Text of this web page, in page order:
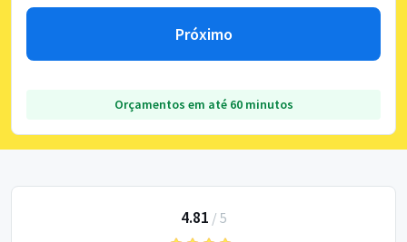
Próximo
Orçamentos em até 60 minutos
4.81 / 5